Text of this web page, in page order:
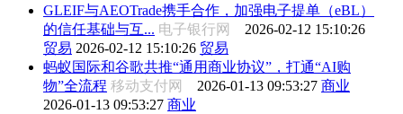
GLEIF与AEOTrade携手合作，加强电子提单（eBL）
的信任基础与互... 电子银行网 2026-02-12 15:10:26
贸易 2026-02-12 15:10:26 贸易
蚂蚁国际和谷歌共推“通用商业协议”，打通“AI购
物”全流程 移动支付网 2026-01-13 09:53:27 商业
2026-01-13 09:53:27 商业